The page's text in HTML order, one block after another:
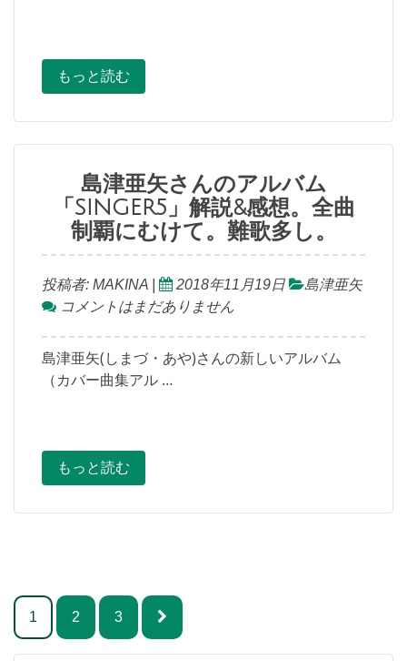
もっと読む
島津亜矢さんのアルバム
「SINGER5」解説&感想。全曲
制覇にむけて。難歌多し。
投稿者: MAKINA 2018年11月19日
島津亜矢
コメントはまだありません
島津亜矢(しまづ・あや)さんの新しいアルバム
（カバー曲集アル …
もっと読む
投
稿
1 2 3